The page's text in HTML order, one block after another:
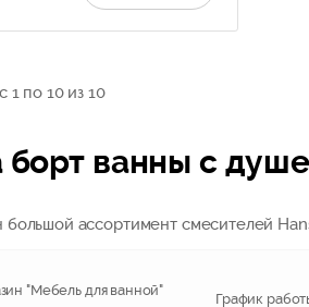
1 по 10 из 10
борт ванны с
большой ассортимент cмесителей
"Мебель для ванной"
График